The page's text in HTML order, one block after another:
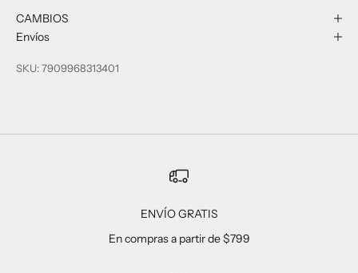
CAMBIOS
Envíos
SKU: 7909968313401
ENVÍO GRATIS
En compras a partir de $799